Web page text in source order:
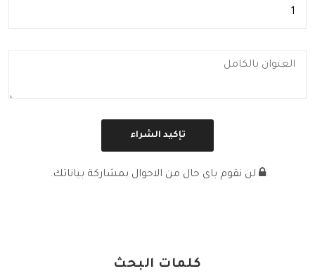
لن نقوم باى حال من الاحوال بمشاركة بياناتك.
كلمات البحث